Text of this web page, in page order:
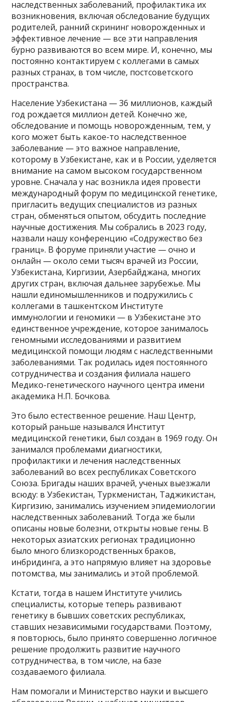
наследственных заболеваний, профилактика их
возникновения, включая обследование будущих
родителей, ранний скрининг новорожденных и
эффективное лечение — все эти направления
бурно развиваются во всем мире. И, конечно, мы
постоянно контактируем с коллегами в самых
разных странах, в том числе, постсоветского
пространства.
Население Узбекистана — 36 миллионов, каждый
год рождается миллион детей. Конечно же,
обследование и помощь новорожденным, тем, у
кого может быть какое-то наследственное
заболевание — это важное направление,
которому в Узбекистане, как и в России, уделяется
внимание на самом высоком государственном
уровне. Сначала у нас возникла идея провести
международный форум по медицинской генетике,
пригласить ведущих специалистов из разных
стран, обменяться опытом, обсудить последние
научные достижения. Мы собрались в 2023 году,
назвали нашу конференцию «Содружество без
границ». В форуме приняли участие — очно и
онлайн — около семи тысяч врачей из России,
Узбекистана, Киргизии, Азербайджана, многих
других стран, включая дальнее зарубежье. Мы
нашли единомышленников и подружились с
коллегами в ташкентском Институте
иммунологии и геномики — в Узбекистане это
единственное учреждение, которое занималось
геномными исследованиями и развитием
медицинской помощи людям с наследственными
заболеваниями. Так родилась идея постоянного
сотрудничества и создания филиала нашего
Медико-генетического научного центра имени
академика Н.П. Бочкова.
Это было естественное решение. Наш Центр,
который раньше назывался Институт
медицинской генетики, был создан в 1969 году. Он
занимался проблемами диагностики,
профилактики и лечения наследственных
заболеваний во всех республиках Советского
Союза. Бригады наших врачей, ученых выезжали
всюду: в Узбекистан, Туркменистан, Таджикистан,
Киргизию, занимались изучением эпидемиологии
наследственных заболеваний. Тогда же были
описаны новые болезни, открыты новые гены. В
некоторых азиатских регионах традиционно
было много близкородственных браков,
инбридинга, а это напрямую влияет на здоровье
потомства, мы занимались и этой проблемой.
Кстати, тогда в нашем Институте учились
специалисты, которые теперь развивают
генетику в бывших советских республиках,
ставших независимыми государствами. Поэтому,
я повторюсь, было принято совершенно логичное
решение продолжить развитие научного
сотрудничества, в том числе, на базе
создаваемого филиала.
Нам помогали и Министерство науки и высшего